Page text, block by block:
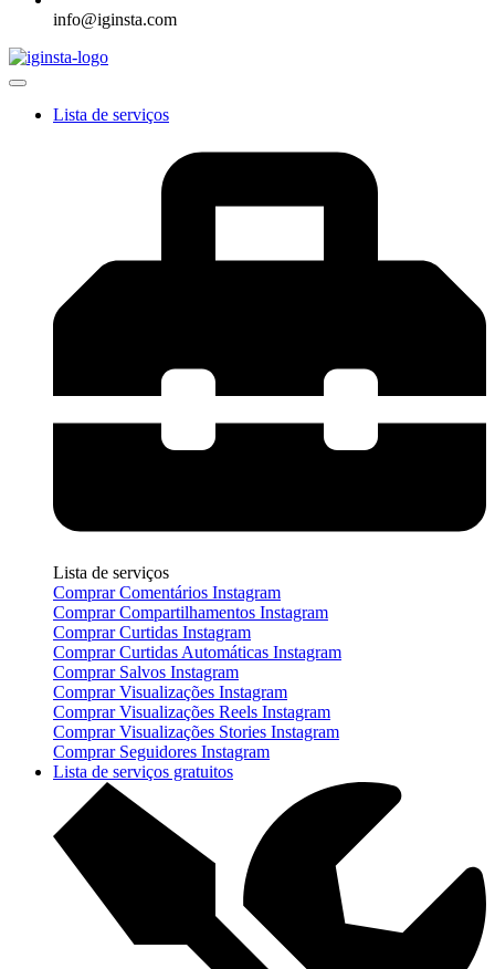
info@iginsta.com
Lista de serviços
Lista de serviços
Comprar Comentários Instagram
Comprar Compartilhamentos Instagram
Comprar Curtidas Instagram
Comprar Curtidas Automáticas Instagram
Comprar Salvos Instagram
Comprar Visualizações Instagram
Comprar Visualizações Reels Instagram
Comprar Visualizações Stories Instagram
Comprar Seguidores Instagram
Lista de serviços gratuitos